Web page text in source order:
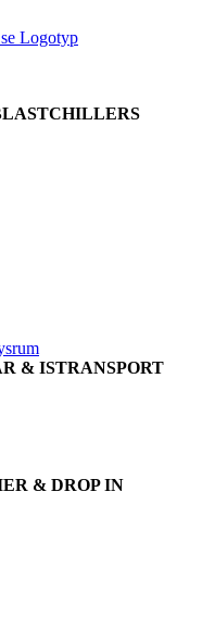
& ISTRANSPORT
& DROP IN